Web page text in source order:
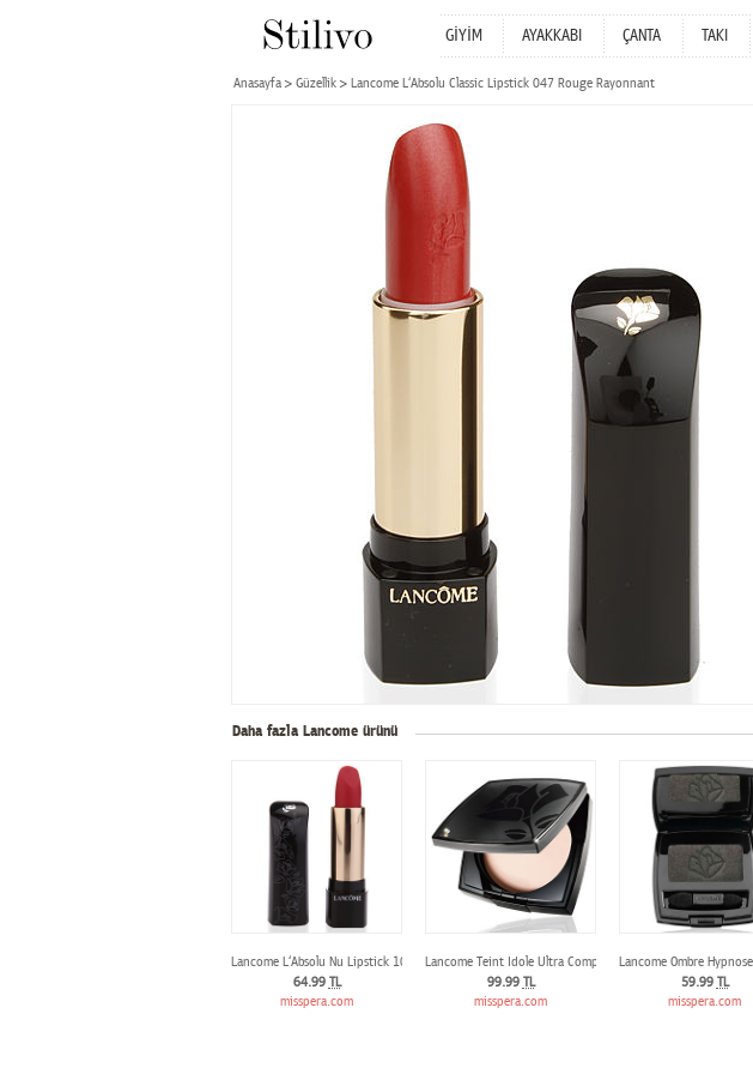
GİYİM AYAKKABI ÇANTA TAKI
Anasayfa Güzellik Lancome L‘Absolu Classic Lipstick 047 Rouge Rayonnant
Daha fazla Lancome ürünü
Lancome L‘Absolu Nu Lipstick 102 Rouge Nu
64.99 TL
misspera.com
Lancome Teint Idole Ultra Compact Foundation 01
99.99 TL
misspera.com
Lancome Ombre
59.99 TL
misspera.com